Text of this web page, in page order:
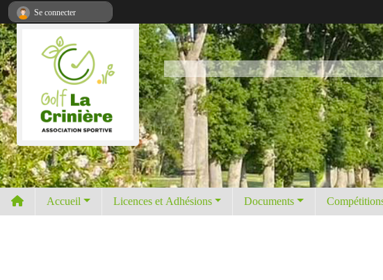
Accueil Licences et Adhésions Documents
Se connecter
Panneau de gestion des cookies